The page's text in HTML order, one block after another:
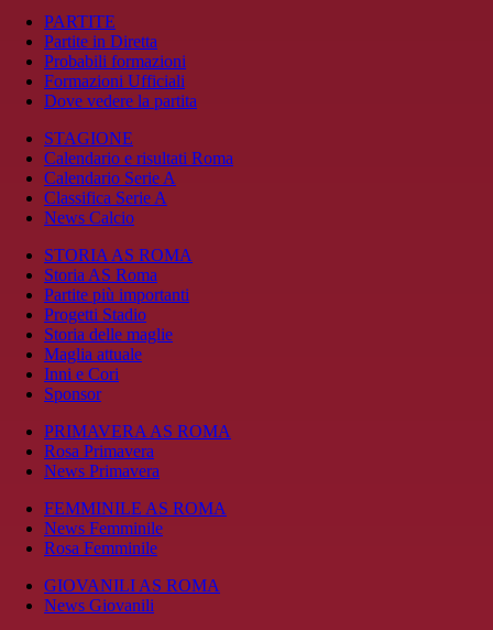
PARTITE
Partite in Diretta
Probabili formazioni
Formazioni Ufficiali
Dove vedere la partita
STAGIONE
Calendario e risultati Roma
Calendario Serie A
Classifica Serie A
News Calcio
STORIA AS ROMA
Storia AS Roma
Partite più importanti
Progetti Stadio
Storia delle maglie
Maglia attuale
Inni e Cori
Sponsor
PRIMAVERA AS ROMA
Rosa Primavera
News Primavera
FEMMINILE AS ROMA
News Femminile
Rosa Femminile
GIOVANILI AS ROMA
News Giovanili